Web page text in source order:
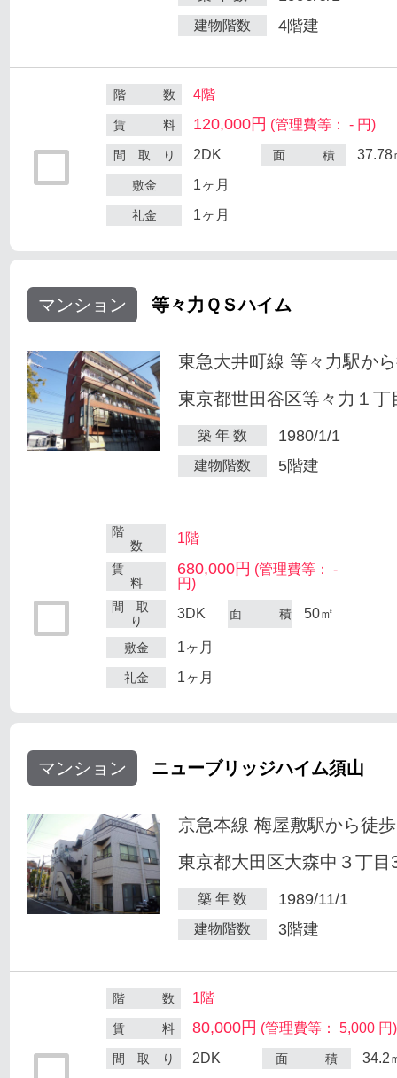
建物階数 4階建
階 数 4階
賃 料 120,000円 (管理費等： - 円)
間 取 り 2DK 面 積 37.78
敷金 1ヶ月
礼金 1ヶ月
マンション 等々力ＱＳハイム
東急大井町線 等々力駅か
東京都世田谷区等々力１丁
築 年 数 1980/1/1
建物階数 5階建
階
数
1階
賃
料
680,000円 (管理費等： -
円)
間 取
り
3DK 面 積 50㎡
敷金 1ヶ月
礼金 1ヶ月
マンション ニューブリッジハイム須山
京急本線 梅屋敷駅から徒
東京都大田区大森中３丁目
築 年 数 1989/11/1
建物階数 3階建
階 数 1階
賃 料 80,000円 (管理費等： 5,000 円)
間 取 り 2DK 面 積 34.2